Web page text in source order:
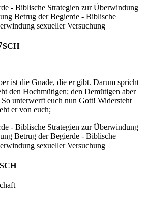
- Biblische Strategien zur Überwindung
Betrug der Begierde - Biblische
sexueller Versuchung
SCH
ist die Gnade, die er gibt. Darum spricht
den Hochmütigen; den Demütigen aber
unterwerft euch nun Gott! Widersteht
er von euch;
- Biblische Strategien zur Überwindung
Betrug der Begierde - Biblische
sexueller Versuchung
SCH